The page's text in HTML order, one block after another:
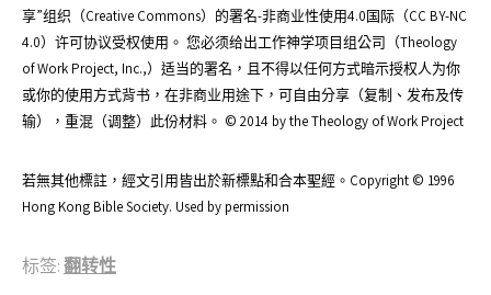
享”组织（Creative Commons）的署名-非商业性使用4.0国际（CC BY-NC
4.0）许可协议受权使用。 您必须给出工作神学项目组公司（Theology
of Work Project, Inc.,）适当的署名，且不得以任何方式暗示授权人为你
或你的使用方式背书，在非商业用途下，可自由分享（复制、发布及传
输），重混（调整）此份材料。 © 2014 by the Theology of Work Project
若無其他標註，經文引用皆出於新標點和合本聖經。Copyright © 1996
Hong Kong Bible Society. Used by permission
标签:翻转性